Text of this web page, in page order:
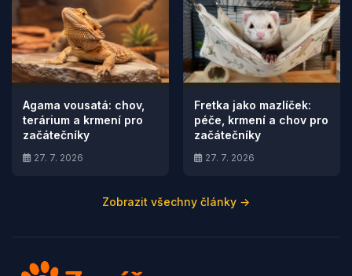
Agama vousatá: chov,
terárium a krmení pro
začátečníky
27. 7. 2026
Fretka jako mazlíček:
péče, krmení a chov pro
začátečníky
27. 7. 2026
Zobrazit všechny články →